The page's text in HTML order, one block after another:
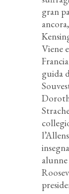
gran
Viene
guida